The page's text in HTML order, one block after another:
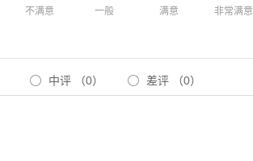
不满意 一般 满意 非常满意
中评 （0） 差评 （0）